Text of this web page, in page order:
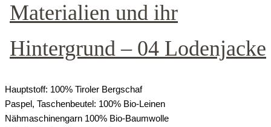
Materialien und ihr
Hintergrund – 04 Lodenjacke
Hauptstoff: 100% Tiroler Bergschaf
Paspel, Taschenbeutel: 100% Bio-Leinen
Nähmaschinengarn 100% Bio-Baumwolle